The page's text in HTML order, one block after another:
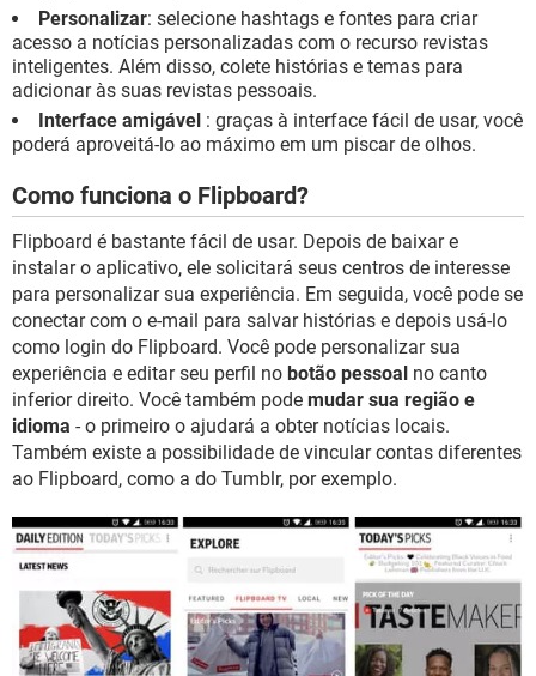
Personalizar: selecione hashtags e fontes para criar
acesso a notícias personalizadas com o recurso revistas
inteligentes. Além disso, colete histórias e temas para
adicionar às suas revistas pessoais.
Interface amigável : graças à interface fácil de usar, você
poderá aproveitá-lo ao máximo em um piscar de olhos.
Como funciona o Flipboard?
Flipboard é bastante fácil de usar. Depois de baixar e
instalar o aplicativo, ele solicitará seus centros de interesse
para personalizar sua experiência. Em seguida, você pode se
conectar com o e-mail para salvar histórias e depois usá-lo
como login do Flipboard. Você pode personalizar sua
experiência e editar seu perfil no botão pessoal no canto
inferior direito. Você também pode mudar sua região e
idioma - o primeiro o ajudará a obter notícias locais.
Também existe a possibilidade de vincular contas diferentes
ao Flipboard, como a do Tumblr, por exemplo.